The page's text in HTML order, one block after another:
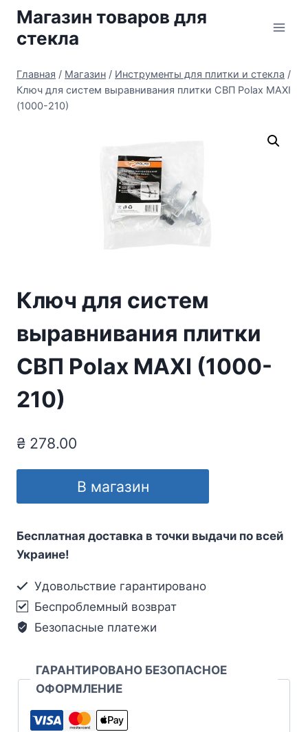
Перейти
содержимому
Магазин товаров для
стекла
Главная / Магазин / Инструменты для плитки и стекла /
Ключ для систем выравнивания плитки СВП Polax MAXI
(1000-210)
Ключ для систем
выравнивания плитки
СВП Polax MAXI (1000-
210)
₴ 278.00
В магазин
Бесплатная доставка в точки выдачи по всей
Украине!
Удовольствие гарантировано
Беспроблемный возврат
Безопасные платежи
ГАРАНТИРОВАНО БЕЗОПАСНОЕ
ОФОРМЛЕНИЕ